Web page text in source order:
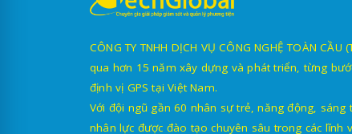
CÔNG TY TNHH DỊCH VỤ CÔNG NGHỆ TOÀN
qua hơn 15 năm xây dựng và phát triển, từng
định vị GPS tại Việt Nam.
Với đội ngũ gần 60 nhân sự trẻ, năng động,
nhân lực được đào tạo chuyên sâu trong các lĩnh